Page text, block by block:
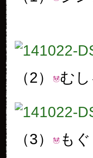
（2） む
（3） も